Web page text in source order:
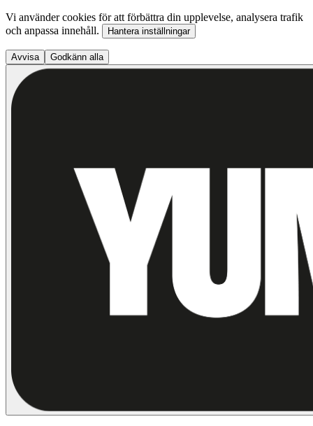
Vi använder cookies för att förbättra din upplevelse, analysera trafik
och anpassa innehåll.
Hantera inställningar
Avvisa Godkänn alla